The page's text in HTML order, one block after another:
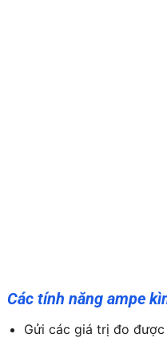
Các tính năng ampe
Gửi các giá trị đo